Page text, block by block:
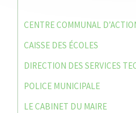
CENTRE COMMUNAL
CAISSE DES ÉCOLES
DIRECTION DES SERVICES
POLICE MUNICIPALE
LE CABINET DU MAIRE